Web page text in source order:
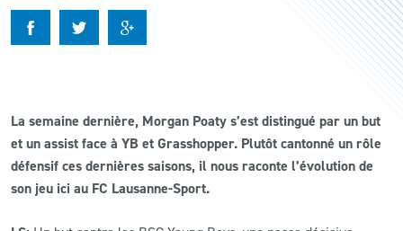
KIDS
RESTAURATION
CLUB
La semaine dernière, Morgan Poaty s’est distingué par un but
et un assist face à YB et Grasshopper. Plutôt cantonné un rôle
défensif ces dernières saisons, il nous raconte l’évolution de
son jeu ici au FC Lausanne-Sport.